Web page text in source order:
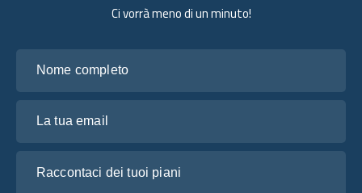
Ci vorrà meno di un minuto!